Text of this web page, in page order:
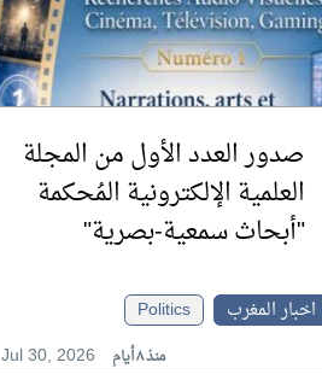
صدور العدد الأول من المجلة
العلمية الإلكترونية المُحكمة
"أبحاث سمعية-بصرية"
اخبار المغرب
Politics
Jul 30, 2026
منذ ٨ أيام